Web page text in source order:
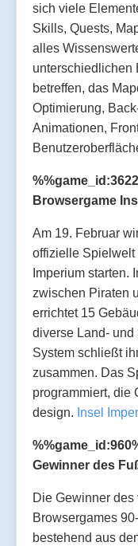
sich viele
Skills, Quests,
alles
unterschiedlichen
betreffen, das
Optimierung,
Animationen,
Browsergame
Am 19. Februar
offizielle Spielwelt
Imperium starten.
zwischen Piraten
errichtet 15
diverse Land-
System schließt
zusammen. Das
programmiert, die
design. Insel
Gewinner des
Die Gewinner
Browsergames
bestehend aus